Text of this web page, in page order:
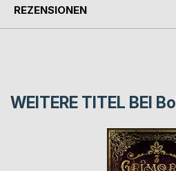
REZENSIONEN
WEITERE TITEL BEI